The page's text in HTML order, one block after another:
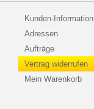
Kunden-Information
Adressen
Aufträge
Vertrag widerrufen
Mein Warenkorb